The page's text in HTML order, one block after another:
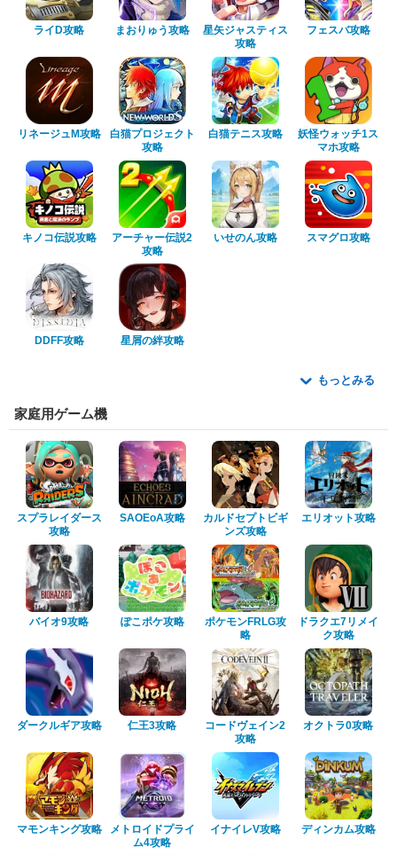
ライD攻略 まおりゅう攻略
星矢ジャスティス
攻略
フェスバ攻略
リネージュM攻略
白猫プロジェクト
攻略
白猫テニス攻略
妖怪ウォッチ1ス
マホ攻略
キノコ伝説攻略
アーチャー伝説2
攻略
いせのん攻略 スマグロ攻略
DDFF攻略 星屑の絆攻略
もっとみる
家庭用ゲーム機
スプラレイダース
攻略
SAOEoA攻略
カルドセプトビギ
ンズ攻略
エリオット攻略
バイオ9攻略 ぽこポケ攻略
ポケモンFRLG攻
略
ドラクエ7リメイ
ク攻略
ダークルギア攻略 仁王3攻略
コードヴェイン2
攻略
オクトラ0攻略
マモンキング攻略
メトロイドプライ
ム4攻略
イナイレV攻略 ディンカム攻略